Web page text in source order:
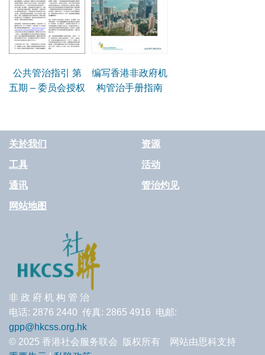
公共管治指引 第
五期 – 委员会授权
编写香港非政府机
构管治手册指南
关於我们 资源
工具 活动
通讯 管治灼见
网站地图
非 政 府 机 构 管 治
电话: 2876 2440 传真: 2865 4916 电邮:
gpp@hkcss.org.hk
© 2025 香港社会服务联会 版权所有 网站由思科支持